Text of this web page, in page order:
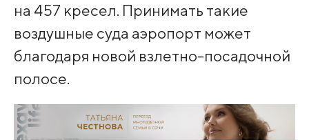
на 457 кресел. Принимать такие
воздушные суда аэропорт может
благодаря новой взлетно-посадочной
полосе.